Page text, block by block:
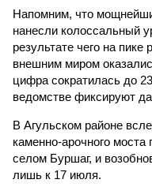
Напомним, что
нанесли колоссальный
результате чего на пике
внешним миром
цифра сократилась до
ведомстве фиксируют
В Агульском районе
каменно-арочного
селом Буршаг, и
лишь к 17 июля.